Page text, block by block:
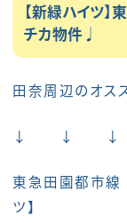
【新緑ハイツ
チカ物件♩
田奈周辺のオス
↓ ↓
東急田園都市線
ツ】